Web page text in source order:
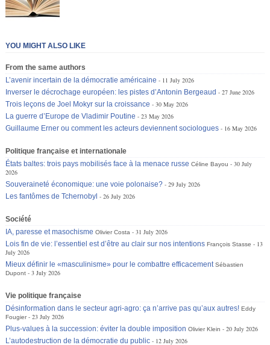
YOU MIGHT ALSO LIKE
From the same authors
L’avenir incertain de la démocratie américaine
11 July 2026
Inverser le décrochage européen: les pistes d’Antonin Bergeaud
27 June 2026
Trois leçons de Joel Mokyr sur la croissance
30 May 2026
La guerre d’Europe de Vladimir Poutine
23 May 2026
Guillaume Erner ou comment les acteurs deviennent sociologues
16 May 2026
Politique française et internationale
États baltes: trois pays mobilisés face à la menace russe Céline Bayou
30 July
2026
Souveraineté économique: une voie polonaise?
29 July 2026
Les fantômes de Tchernobyl
26 July 2026
Société
IA, paresse et masochisme Olivier Costa
31 July 2026
Lois fin de vie: l’essentiel est d’être au clair sur nos intentions François Stasse
13
July 2026
Mieux définir le «masculinisme» pour le combattre efficacement Sébastien
Dupont
3 July 2026
Vie politique française
Désinformation dans le secteur agri-agro: ça n’arrive pas qu’aux autres! Eddy
Fougier
23 July 2026
Plus-values à la succession: éviter la double imposition Olivier Klein
20 July 2026
L’autodestruction de la démocratie du public
12 July 2026